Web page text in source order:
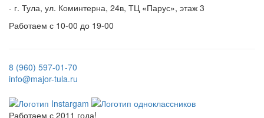
- г. Тула, ул. Коминтерна, 24в, ТЦ «Парус», этаж 3
Работаем с 10-00 до 19-00
8 (960) 597-01-70
info@major-tula.ru
Работаем с 2011 года!